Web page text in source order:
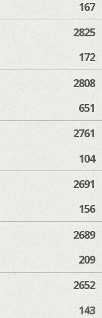
167
2825
172
2808
651
2761
104
2691
156
2689
209
2652
143